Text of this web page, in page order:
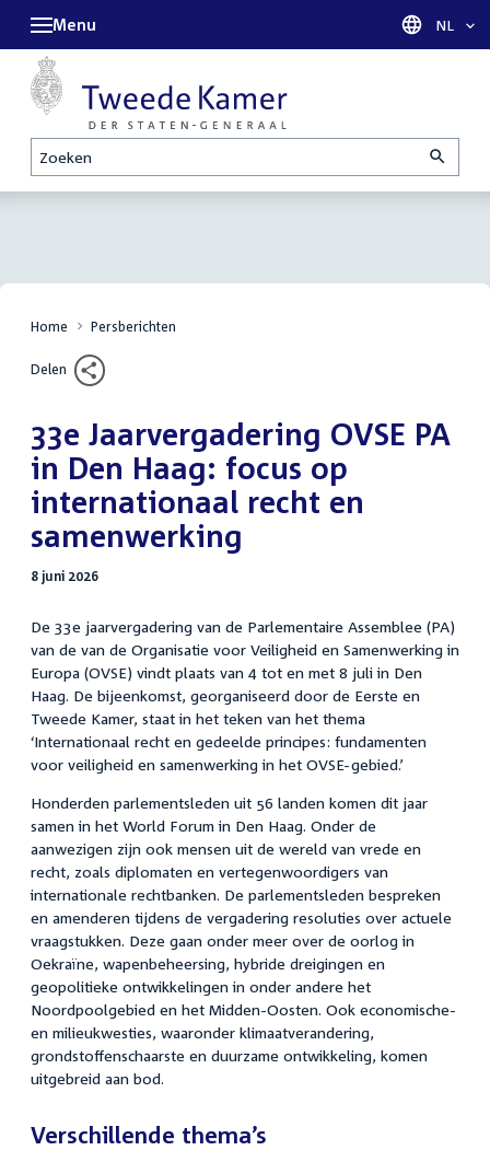
Zoeken
Menu Taal
NL
Home Persberichten
Delen
33e Jaarvergadering OVSE PA
in Den Haag: focus op
internationaal recht en
samenwerking
8 juni 2026
De 33e jaarvergadering van de Parlementaire Assemblee (PA)
van de van de Organisatie voor Veiligheid en Samenwerking in
Europa (OVSE) vindt plaats van 4 tot en met 8 juli in Den
Haag. De bijeenkomst, georganiseerd door de Eerste en
Tweede Kamer, staat in het teken van het thema
‘Internationaal recht en gedeelde principes: fundamenten
voor veiligheid en samenwerking in het OVSE-gebied.’
Honderden parlementsleden uit 56 landen komen dit jaar
samen in het World Forum in Den Haag. Onder de
aanwezigen zijn ook mensen uit de wereld van vrede en
recht, zoals diplomaten en vertegenwoordigers van
internationale rechtbanken. De parlementsleden bespreken
en amenderen tijdens de vergadering resoluties over actuele
vraagstukken. Deze gaan onder meer over de oorlog in
Oekraïne, wapenbeheersing, hybride dreigingen en
geopolitieke ontwikkelingen in onder andere het
Noordpoolgebied en het Midden-Oosten. Ook economische-
en milieukwesties, waaronder klimaatverandering,
grondstoffenschaarste en duurzame ontwikkeling, komen
uitgebreid aan bod.
Verschillende thema’s